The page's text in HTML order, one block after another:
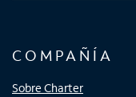
COMPAÑÍA
Sobre Charter